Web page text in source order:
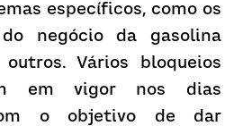
específicos, como os
do negócio da gasolina
Vários bloqueios
em vigor nos dias
o objetivo de dar